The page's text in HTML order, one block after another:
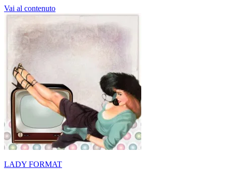
Vai al contenuto
LADY FORMAT